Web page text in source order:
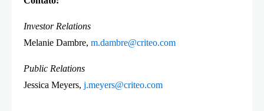
Investor Relations
Melanie Dambre, m.dambre@criteo.com
Public Relations
Jessica Meyers, j.meyers@criteo.com